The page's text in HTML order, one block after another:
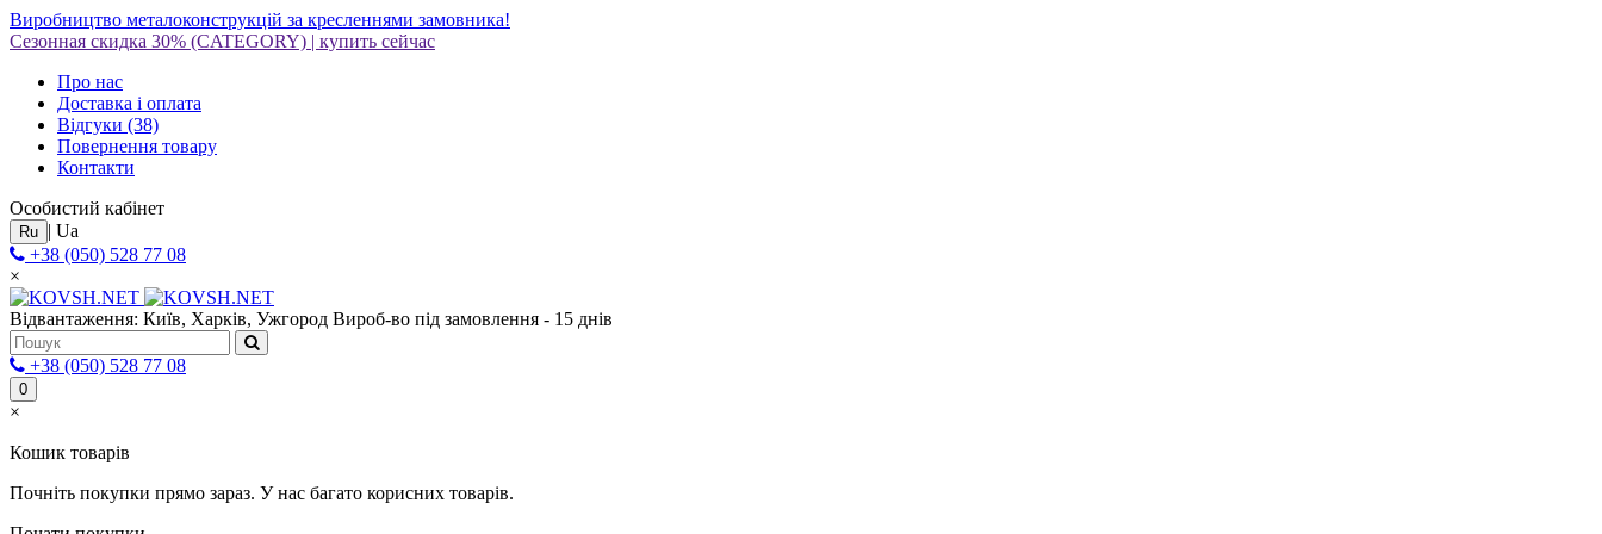
Виробництво металоконструкцій за кресленнями замовника!
Сезонная скидка 30% (CATEGORY) | купить сейчас
Про нас
Доставка і оплата
Відгуки (38)
Повернення товару
Контакти
Особистий кабінет
Ru | Ua
+38 (050) 528 77 08
×
Відвантаження: Київ, Харків, Ужгород Вироб-во під замовлення - 15 днів
+38 (050) 528 77 08
0
×
Кошик товарів
Почніть покупки прямо зараз. У нас багато корисних товарів.